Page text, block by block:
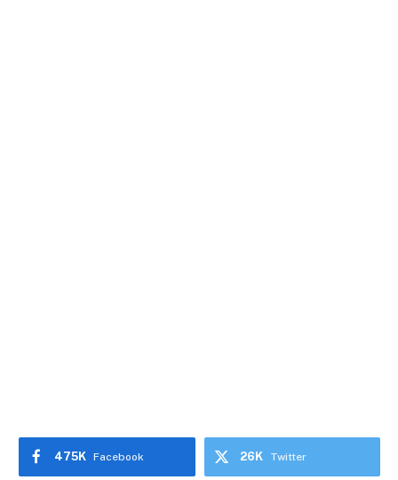
Facebook
475K Twitter
26K